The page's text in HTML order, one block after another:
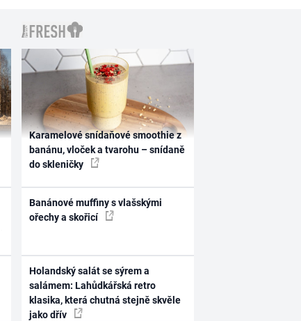
Karamelové snídaňové smoothie z
banánu, vloček a tvarohu – snídaně
do skleničky
Banánové muffiny s vlašskými
ořechy a skořicí
Holandský salát se sýrem a
salámem: Lahůdkářská retro
klasika, která chutná stejně skvěle
jako dřív